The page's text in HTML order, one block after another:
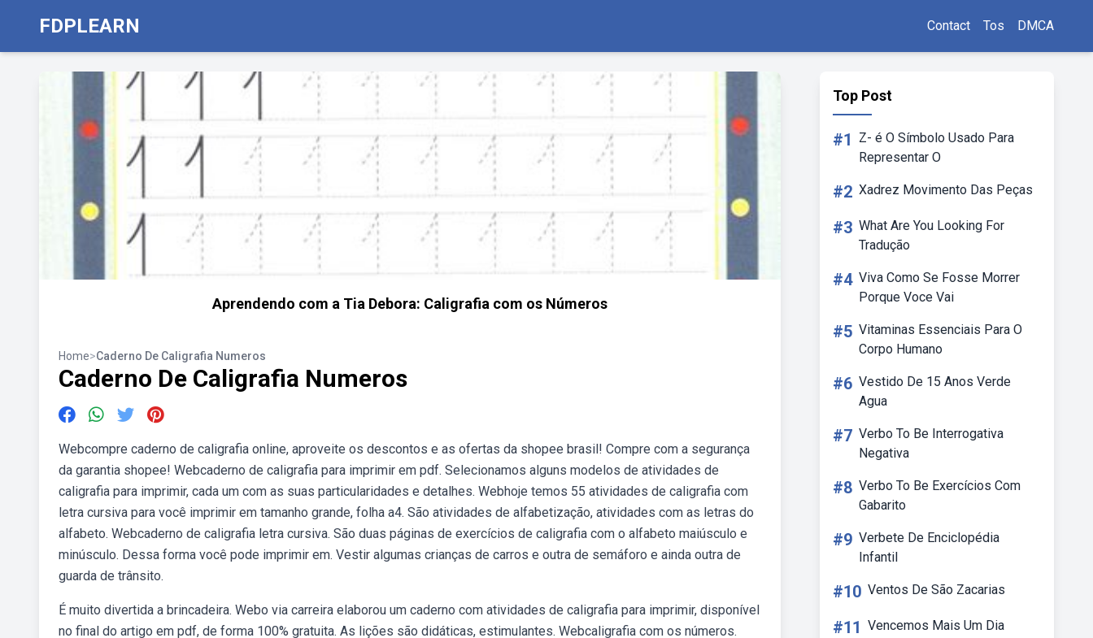
FDPLEARN Contact Tos DMCA
Aprendendo com a Tia Debora: Caligrafia com os Números
Home>Caderno De Caligrafia Numeros
Caderno De Caligrafia Numeros
Webcompre caderno de caligrafia online, aproveite os descontos e as ofertas da shopee brasil! Compre com a segurança
da garantia shopee! Webcaderno de caligrafia para imprimir em pdf. Selecionamos alguns modelos de atividades de
caligrafia para imprimir, cada um com as suas particularidades e detalhes. Webhoje temos 55 atividades de caligrafia com
letra cursiva para você imprimir em tamanho grande, folha a4. São atividades de alfabetização, atividades com as letras do
alfabeto. Webcaderno de caligrafia letra cursiva. São duas páginas de exercícios de caligrafia com o alfabeto maiúsculo e
minúsculo. Dessa forma você pode imprimir em. Vestir algumas crianças de carros e outra de semáforo e ainda outra de
guarda de trânsito.
É muito divertida a brincadeira. Webo via carreira elaborou um caderno com atividades de caligrafia para imprimir, disponível
no final do artigo em pdf, de forma 100% gratuita. As lições são didáticas, estimulantes. Webcaligrafia com os números.
Top Post
#1
Z- é O Símbolo Usado Para
Representar O
#2 Xadrez Movimento Das Peças
#3 What Are You Looking For
Tradução
#4 Viva Como Se Fosse Morrer
Porque Voce Vai
#5 Vitaminas Essenciais Para O
Corpo Humano
#6 Vestido De 15 Anos Verde
Agua
#7 Verbo To Be Interrogativa
Negativa
#8 Verbo To Be Exercícios Com
Gabarito
#9 Verbete De Enciclopédia
Infantil
#10 Ventos De São Zacarias
#11 Vencemos Mais Um Dia